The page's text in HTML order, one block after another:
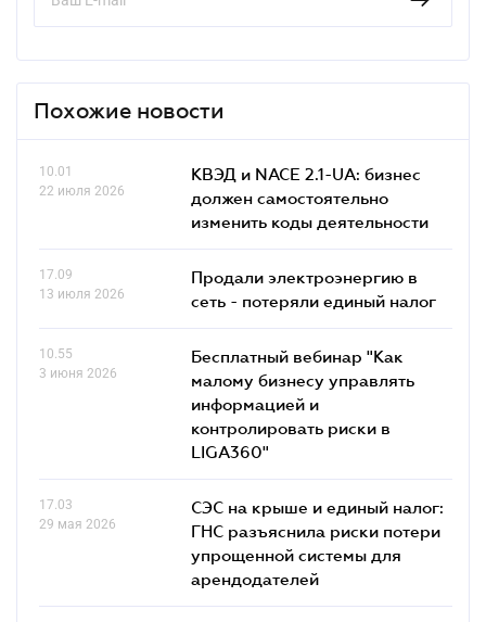
Похожие новости
10.01
22 июля 2026
КВЭД и NACE 2.1-UA: бизнес
должен самостоятельно
изменить коды деятельности
17.09
13 июля 2026
Продали электроэнергию в
сеть - потеряли единый налог
10.55
3 июня 2026
Бесплатный вебинар "Как
малому бизнесу управлять
информацией и
контролировать риски в
LIGA360"
17.03
29 мая 2026
СЭС на крыше и единый налог:
ГНС разъяснила риски потери
упрощенной системы для
арендодателей